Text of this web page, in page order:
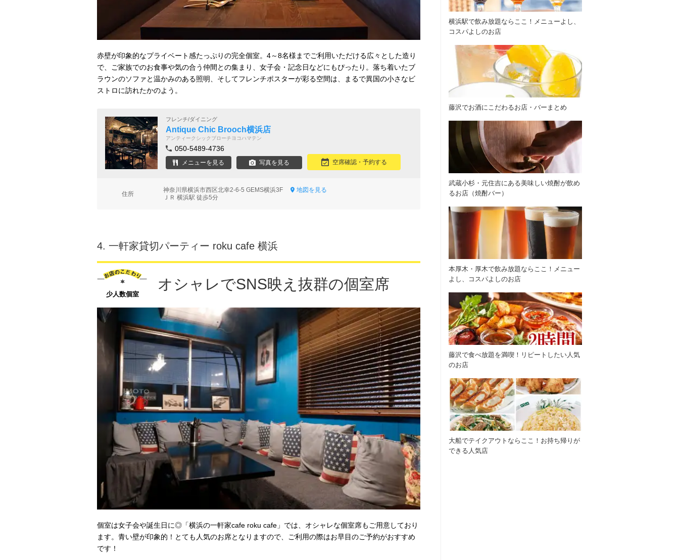
赤壁が印象的なプライベート感たっぷりの完全個室。4～8名様までご利用いただける広々とした造り
で、ご家族でのお食事や気の合う仲間との集まり、女子会・記念日などにもぴったり。落ち着いたブ
ラウンのソファと温かみのある照明、そしてフレンチポスターが彩る空間は、まるで異国の小さなビ
ストロに訪れたかのよう。
フレンチ/ダイニング
Antique Chic Brooch横浜店
アンティークシックブローチヨコハマテン
050-5489-4736
メニューを見る 写真を見る 空席確認・予約する
住所
神奈川県横浜市西区北幸2-6-5 GEMS横浜3F
地図を見る
ＪＲ 横浜駅 徒歩5分
4. 一軒家貸切パーティー roku cafe 横浜
少人数個室
オシャレでSNS映え抜群の個室席
個室は女子会や誕生日に◎「横浜の一軒家cafe roku cafe」では、オシャレな個室席もご用意しており
ます。青い壁が印象的！とても人気のお席となりますので、ご利用の際はお早目のご予約がおすすめ
です！
横浜駅で飲み放題ならここ！メニューよし、
コスパよしのお店
藤沢でお酒にこだわるお店・バーまとめ
武蔵小杉・元住吉にある美味しい焼酎が飲め
るお店（焼酎バー）
本厚木・厚木で飲み放題ならここ！メニュー
よし、コスパよしのお店
藤沢で食べ放題を満喫！リピートしたい人気
のお店
大船でテイクアウトならここ！お持ち帰りが
できる人気店